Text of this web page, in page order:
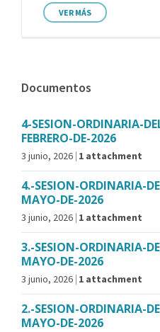
VER MÁS
Documentos
4-SESION-ORDINARIA-
FEBRERO-DE-2026
3 junio, 2026 1 attachment
4.-SESION-ORDINARIA-
MAYO-DE-2026
3 junio, 2026 1 attachment
3.-SESION-ORDINARIA-
MAYO-DE-2026
3 junio, 2026 1 attachment
2.-SESION-ORDINARIA-
MAYO-DE-2026